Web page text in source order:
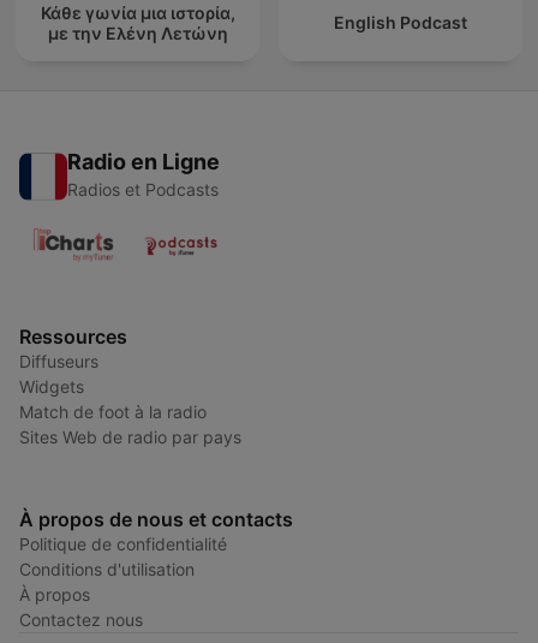
Κάθε γωνία μια ιστορία,
με την Ελένη Λετώνη
English Podcast
Radio en Ligne
Radios et Podcasts
Ressources
Diffuseurs
Widgets
Match de foot à la radio
Sites Web de radio par pays
À propos de nous et contacts
Politique de confidentialité
Conditions d'utilisation
À propos
Contactez nous